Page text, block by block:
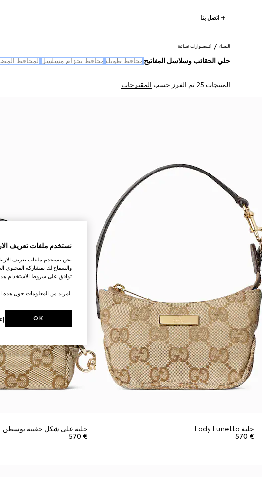
اتصل بنا
النساء اكسسوارات نسائية
حلي الحقائب وسلاسل المفاتيح محافظ طويلة محافظ بحزام مسلسل المحافظ
المنتجات 25 تم الفرز حسب المقترحات
حلية Lady Lunetta
€ 570
حلية على شكل حقيبة بوسطن
€ 570
نستخدم ملفات تعريف
نحن نستخدم ملفات تعريف
والسماح لك بمشاركة المحتوى
توافق على شروط الاستخدام
.لمزيد من المعلومات حول هذه
OK